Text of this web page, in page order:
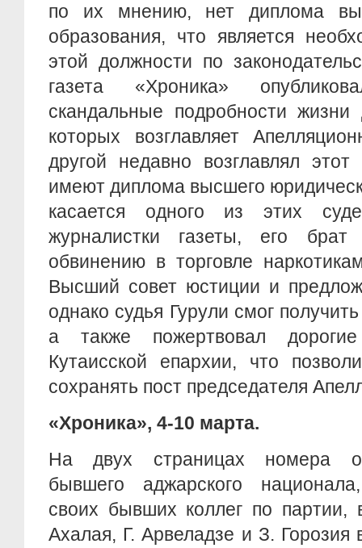
по их мнению, нет диплома
образования, что является
этой должности по
газета «Хроника»
скандальные подробности
которых возглавляет
другой недавно возглавлял
имеют диплома высшего
касается одного из этих
журналистки газеты, его
обвинению в торговле
Высший совет юстиции и
однако судья Гурули смог
а также пожертвовал
Кутаисской епархии, что
сохранять пост председателя
«Хроника», 4-10 марта.
На двух страницах номера
бывшего аджарского
своих бывших коллег по партии,
Ахалая, Г. Арвеладзе и З. Горозия